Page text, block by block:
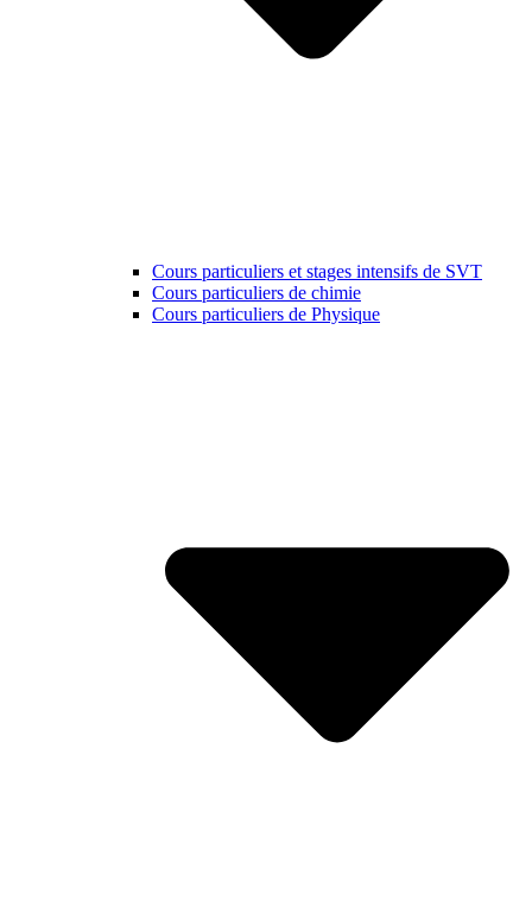
Cours particuliers et stages intensifs de SVT
Cours particuliers de chimie
Cours particuliers de Physique